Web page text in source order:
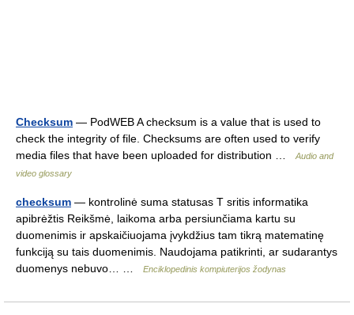
Checksum — PodWEB A checksum is a value that is used to
check the integrity of file. Checksums are often used to verify
media files that have been uploaded for distribution …
Audio and
video glossary
checksum — kontrolinė suma statusas T sritis informatika
apibrėžtis Reikšmė, laikoma arba persiunčiama kartu su
duomenimis ir apskaičiuojama įvykdžius tam tikrą matematinę
funkciją su tais duomenimis. Naudojama patikrinti, ar sudarantys
duomenys nebuvo… …
Enciklopedinis kompiuterijos žodynas